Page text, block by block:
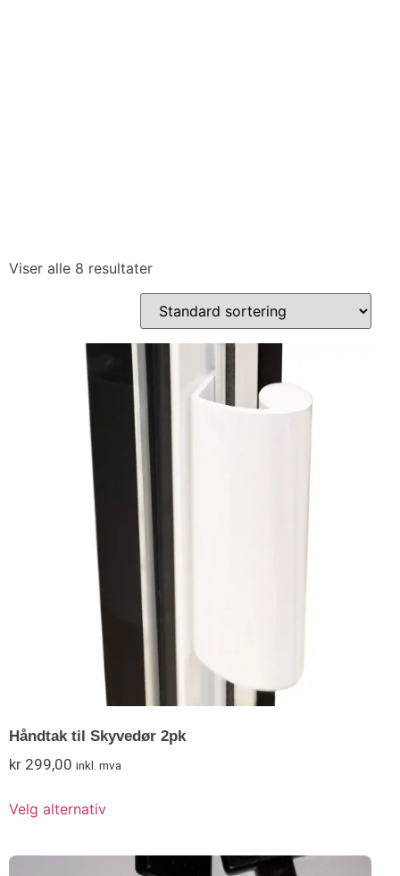
Viser alle 8 resultater
Håndtak til Skyvedør 2pk
kr 299,00 inkl. mva
Velg alternativ